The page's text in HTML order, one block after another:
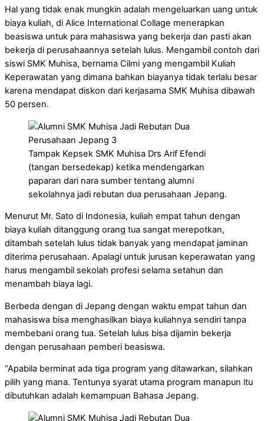
Hal yang tidak enak mungkin adalah mengeluarkan uang untuk
biaya kuliah, di Alice International Collage menerapkan
beasiswa untuk para mahasiswa yang bekerja dan pasti akan
bekerja di perusahaannya setelah lulus. Mengambil contoh dari
siswi SMK Muhisa, bernama Cilmi yang mengambil Kuliah
Keperawatan yang dimana bahkan biayanya tidak terlalu besar
karena mendapat diskon dari kerjasama SMK Muhisa dibawah
50 persen.
Tampak Kepsek SMK Muhisa Drs Arif Efendi
(tangan bersedekap) ketika mendengarkan
paparan dari nara sumber tentang alumni
sekolahnya jadi rebutan dua perusahaan Jepang.
Menurut Mr. Sato di Indonesia, kuliah empat tahun dengan
biaya kuliah ditanggung orang tua sangat merepotkan,
ditambah setelah lulus tidak banyak yang mendapat jaminan
diterima perusahaan. Apalagi untuk jurusan keperawatan yang
harus mengambil sekolah profesi selama setahun dan
menambah biaya lagi.
Berbeda dengan di Jepang dengan waktu empat tahun dan
mahasiswa bisa menghasilkan biaya kuliahnya sendiri tanpa
membebani orang tua. Setelah lulus bisa dijamin bekerja
dengan perusahaan pemberi beasiswa.
“Apabila berminat ada tiga program yang ditawarkan, silahkan
pilih yang mana. Tentunya syarat utama program manapun itu
dibutuhkan adalah kemampuan Bahasa Jepang.